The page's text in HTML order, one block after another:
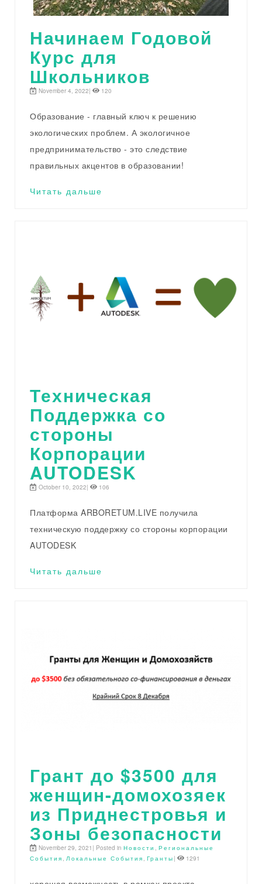
Начинаем Годовой
Курс для
Школьников
November 4, 2022| 120
Образование - главный ключ к решению
экологических проблем. А экологичное
предпринимательство - это следствие
правильных акцентов в образовании!
Читать дальше
Техническая
Поддержка со
стороны
Корпорации
AUTODESK
October 10, 2022| 106
Платформа ARBORETUM.LIVE получила
техническую поддержку со стороны корпорации
AUTODESK
Читать дальше
Грант до $3500 для
женщин-домохозяек
из Приднестровья и
Зоны безопасности
November 29, 2021| Posted in Новости , Региональные
События , Локальные События , Гранты | 1291